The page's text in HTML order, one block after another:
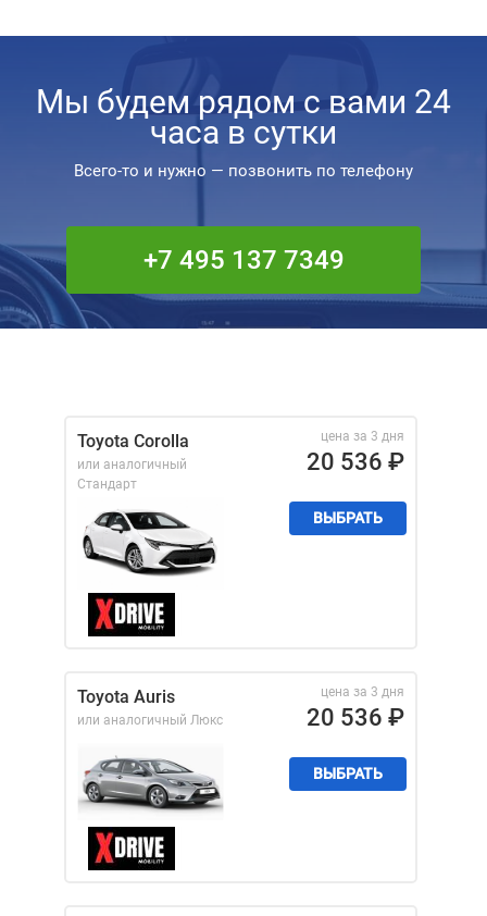
Мы будем рядом с вами 24
часа в сутки
Всего-то и нужно — позвонить по телефону
+7 495 137 7349
Toyota Corolla
или аналогичный
Стандарт
цена за 3 дня
20 536 ₽
ВЫБРАТЬ
Toyota Auris
или аналогичный Люкс
цена за 3 дня
20 536 ₽
ВЫБРАТЬ